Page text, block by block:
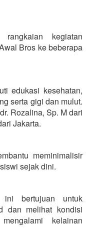
kegiatan
Bros ke beberapa
edukasi kesehatan,
serta gigi dan mulut.
Rozalina, Sp. M dari
Jakarta.
meminimalisir
sejak dini.
ini bertujuan untuk
dan melihat kondisi
kelainan